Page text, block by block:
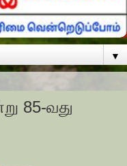
▼
85-வது